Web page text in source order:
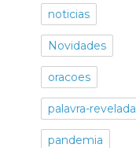
noticias
Novidades
oracoes
palavra-revelada
pandemia